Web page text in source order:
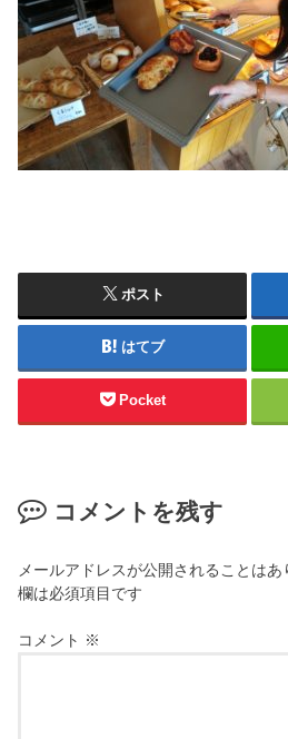
ポスト
はてブ
Pocket
コメントを残す
メールアドレスが公開されることはあ
欄は必須項目です
コメント ※